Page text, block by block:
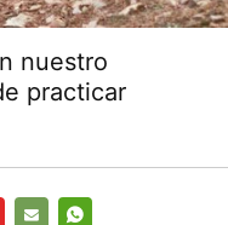
nuestro
practicar